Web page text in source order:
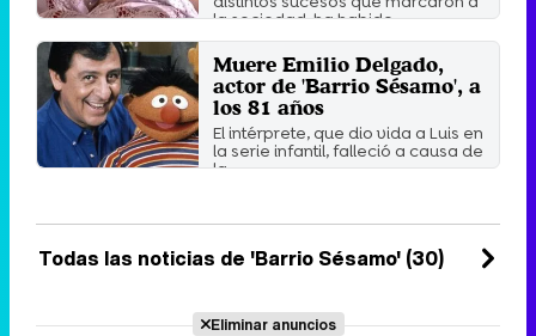
la sociedad, ha habido ...
Miércoles 24 Agosto 2022 11:35
Muere Emilio Delgado,
actor de 'Barrio Sésamo', a
los 81 años
El intérprete, que dio vida a Luis en
la serie infantil, falleció a causa de
la ...
Todas las noticias de 'Barrio Sésamo' (30)
Eliminar anuncios